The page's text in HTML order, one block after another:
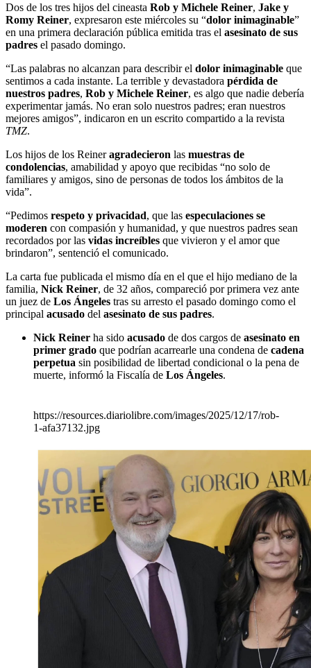
Dos de los tres hijos del cineasta Rob y Michele Reiner, Jake y
Romy Reiner, expresaron este miércoles su “dolor inimaginable”
en una primera declaración pública emitida tras el asesinato de sus
padres el pasado domingo.
“Las palabras no alcanzan para describir el dolor inimaginable que
sentimos a cada instante. La terrible y devastadora pérdida de
nuestros padres, Rob y Michele Reiner, es algo que nadie debería
experimentar jamás. No eran solo nuestros padres; eran nuestros
mejores amigos”, indicaron en un escrito compartido a la revista
TMZ.
Los hijos de los Reineragradecieron las muestras de
condolencias, amabilidad y apoyo que recibidas “no solo de
familiares y amigos, sino de personas de todos los ámbitos de la
vida”.
“Pedimos respeto y privacidad, que las especulaciones se
moderen con compasión y humanidad, y que nuestros padres sean
recordados por las vidas increíbles que vivieron y el amor que
brindaron”, sentenció el comunicado.
La carta fue publicada el mismo día en el que el hijo mediano de la
familia, Nick Reiner, de 32 años, compareció por primera vez ante
un juez de Los Ángeles tras su arresto el pasado domingo como el
principal acusado del asesinato de sus padres.
Nick Reiner ha sido acusado de dos cargos de asesinato en
primer grado que podrían acarrearle una condena de cadena
perpetua sin posibilidad de libertad condicional o la pena de
muerte, informó la Fiscalía de Los Ángeles.
https://resources.diariolibre.com/images/2025/12/17/rob-
1-afa37132.jpg